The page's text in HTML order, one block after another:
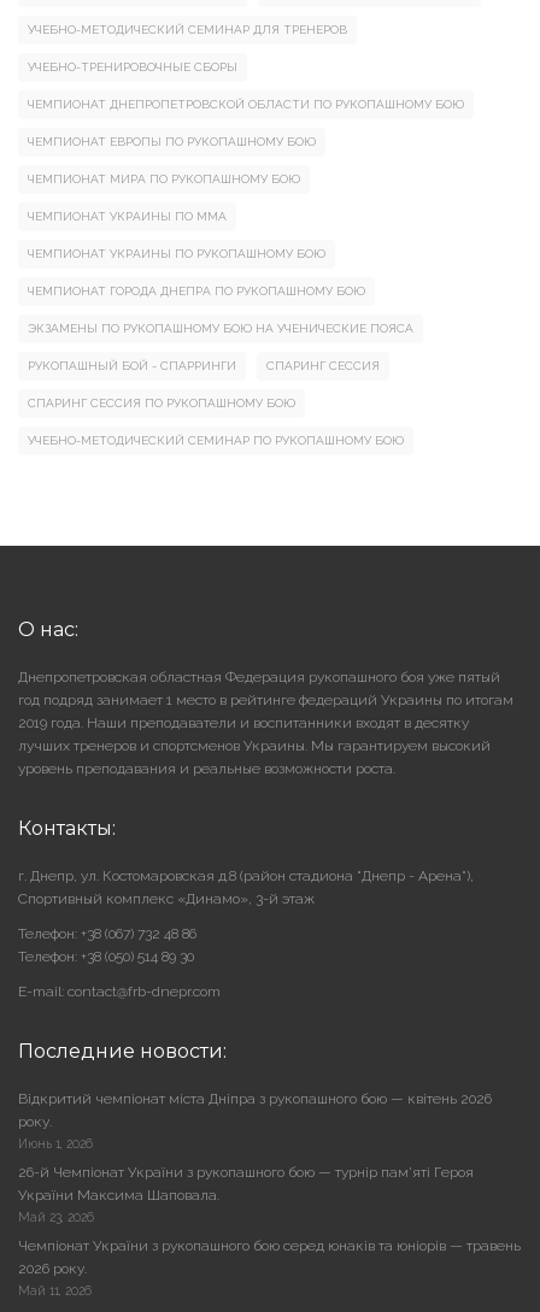
УЧЕБНО-МЕТОДИЧЕСКИЙ СЕМИНАР ДЛЯ ТРЕНЕРОВ
УЧЕБНО-ТРЕНИРОВОЧНЫЕ СБОРЫ
ЧЕМПИОНАТ ДНЕПРОПЕТРОВСКОЙ ОБЛАСТИ ПО РУКОПАШНОМУ БОЮ
ЧЕМПИОНАТ ЕВРОПЫ ПО РУКОПАШНОМУ БОЮ
ЧЕМПИОНАТ МИРА ПО РУКОПАШНОМУ БОЮ
ЧЕМПИОНАТ УКРАИНЫ ПО ММА
ЧЕМПИОНАТ УКРАИНЫ ПО РУКОПАШНОМУ БОЮ
ЧЕМПИОНАТ ГОРОДА ДНЕПРА ПО РУКОПАШНОМУ БОЮ
ЭКЗАМЕНЫ ПО РУКОПАШНОМУ БОЮ НА УЧЕНИЧЕСКИЕ ПОЯСА
РУКОПАШНЫЙ БОЙ - СПАРРИНГИ СПАРИНГ СЕССИЯ
СПАРИНГ СЕССИЯ ПО РУКОПАШНОМУ БОЮ
УЧЕБНО-МЕТОДИЧЕСКИЙ СЕМИНАР ПО РУКОПАШНОМУ БОЮ
О нас:
Днепропетровская областная Федерация рукопашного боя уже пятый
год подряд занимает 1 место в рейтинге федераций Украины по итогам
2019 года. Наши преподаватели и воспитанники входят в десятку
лучших тренеров и спортсменов Украины. Мы гарантируем высокий
уровень преподавания и реальные возможности роста.
Контакты:
г. Днепр, ул. Костомаровская д.8 (район стадиона "Днепр - Арена"),
Cпортивный комплекс «Динамо», 3-й этаж
Телефон: +38 (067) 732 48 86
Телефон: +38 (050) 514 89 30
E-mail: contact@frb-dnepr.com
Последние новости:
Відкритий чемпіонат міста Дніпра з рукопашного бою — квітень 2026
року.
Июнь 1, 2026
26-й Чемпіонат України з рукопашного бою — турнір пам’яті Героя
України Максима Шаповала.
Май 23, 2026
Чемпіонат України з рукопашного бою серед юнаків та юніорів — травень
2026 року.
Май 11, 2026